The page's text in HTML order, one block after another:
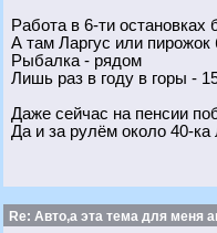
Работа в 6-ти остановках
А там Ларгус или пирожок
Рыбалка - рядом
Лишь раз в году в горы -
Даже сейчас на пенсии
Да и за рулём около 40-ка
Re: Авто,а эта тема для меня